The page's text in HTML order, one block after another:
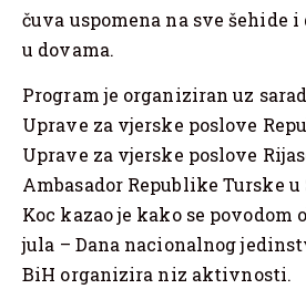
čuva uspomena na sve šehide
u dovama.
Program je organiziran uz
Uprave za vjerske poslove
Uprave za vjerske poslove
Ambasador Republike Turske
Koc kazao je kako se povodom
jula – Dana nacionalnog
BiH organizira niz aktivnosti.